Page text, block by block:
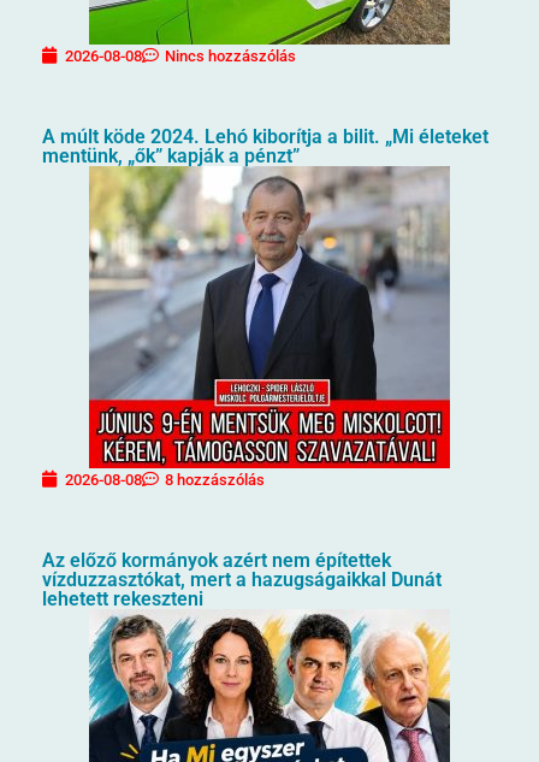
2026-08-08 Nincs hozzászólás
A múlt köde 2024. Lehó kiborítja a bilit. „Mi életeket
mentünk, „ők” kapják a pénzt”
2026-08-08 8 hozzászólás
Az előző kormányok azért nem építettek
vízduzzasztókat, mert a hazugságaikkal Dunát
lehetett rekeszteni